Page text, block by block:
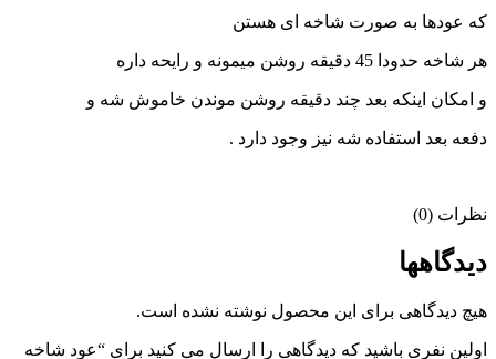
که عودها به صورت شاخه ای هستن
هر شاخه حدودا 45 دقیقه روشن میمونه و رایحه داره
و امکان اینکه بعد چند دقیقه روشن موندن خاموش شه و
دفعه بعد استفاده شه نیز وجود دارد .
نظرات (0)
دیدگاهها
هیچ دیدگاهی برای این محصول نوشته نشده است.
اولین نفری باشید که دیدگاهی را ارسال می کنید برای “عود شاخه